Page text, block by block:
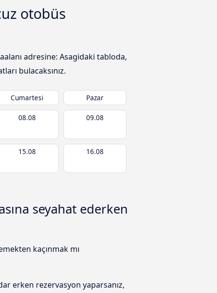
otobüs
adresine: Asagidaki tabloda,
bulacaksınız.
Cumartesi Pazar
08.08 09.08
15.08 16.08
seyahat ederken
kaçınmak mı
erken rezervasyon yaparsanız,